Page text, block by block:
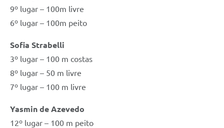
9º lugar – 100m livre
6º lugar – 100m peito
Sofia Strabelli
3º lugar – 100 m costas
8º lugar – 50 m livre
7º lugar – 100 m livre
Yasmin de Azevedo
12º lugar – 100 m peito